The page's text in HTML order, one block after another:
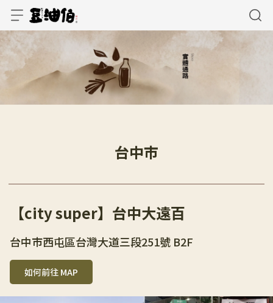
台中市
【city super】台中大遠百
台中市西屯區台灣大道三段251號 B2F
如何前往 MAP